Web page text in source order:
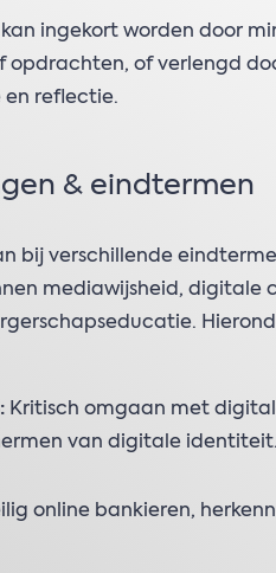
kan ingekort worden door
opdrachten, of verlengd
en reflectie.
& eindtermen
bij verschillende
mediawijsheid, digitale
Kritisch omgaan met
van digitale identiteit.
online bankieren,